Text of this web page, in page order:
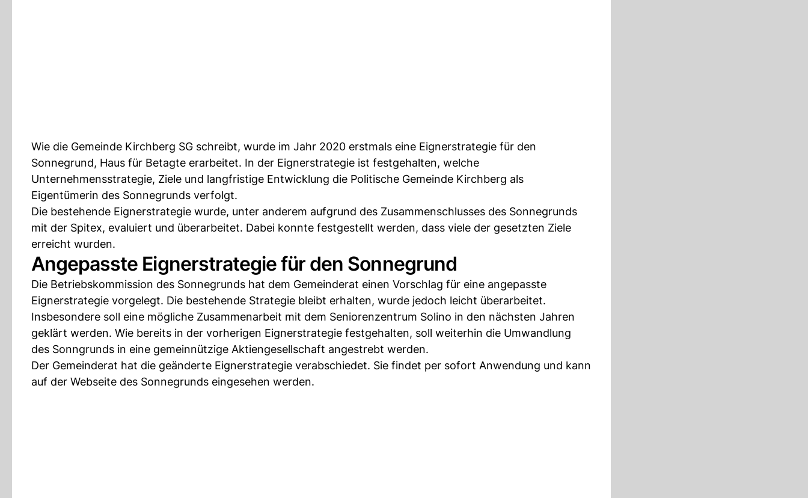
Wie die Gemeinde Kirchberg SG schreibt, wurde im Jahr 2020 erstmals eine Eignerstrategie für den
Sonnegrund, Haus für Betagte erarbeitet. In der Eignerstrategie ist festgehalten, welche
Unternehmensstrategie, Ziele und langfristige Entwicklung die Politische Gemeinde Kirchberg als
Eigentümerin des Sonnegrunds verfolgt.
Die bestehende Eignerstrategie wurde, unter anderem aufgrund des Zusammenschlusses des Sonnegrunds
mit der Spitex, evaluiert und überarbeitet. Dabei konnte festgestellt werden, dass viele der gesetzten Ziele
erreicht wurden.
Angepasste Eignerstrategie für den Sonnegrund
Die Betriebskommission des Sonnegrunds hat dem Gemeinderat einen Vorschlag für eine angepasste
Eignerstrategie vorgelegt. Die bestehende Strategie bleibt erhalten, wurde jedoch leicht überarbeitet.
Insbesondere soll eine mögliche Zusammenarbeit mit dem Seniorenzentrum Solino in den nächsten Jahren
geklärt werden. Wie bereits in der vorherigen Eignerstrategie festgehalten, soll weiterhin die Umwandlung
des Sonngrunds in eine gemeinnützige Aktiengesellschaft angestrebt werden.
Der Gemeinderat hat die geänderte Eignerstrategie verabschiedet. Sie findet per sofort Anwendung und kann
auf der Webseite des Sonnegrunds eingesehen werden.